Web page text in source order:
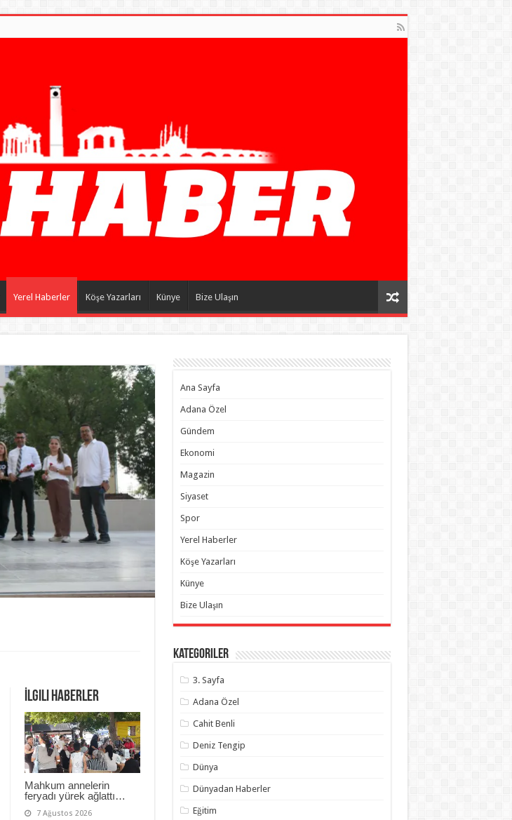
Yerel Haberler Köşe Yazarları Künye Bize Ulaşın
İlgili Haberler
Mahkum annelerin
feryadı yürek ağlattı…
7 Ağustos 2026
Ana Sayfa
Adana Özel
Gündem
Ekonomi
Magazin
Siyaset
Spor
Yerel Haberler
Köşe Yazarları
Künye
Bize Ulaşın
Kategoriler
3. Sayfa
Adana Özel
Cahit Benli
Deniz Tengip
Dünya
Dünyadan Haberler
Eğitim